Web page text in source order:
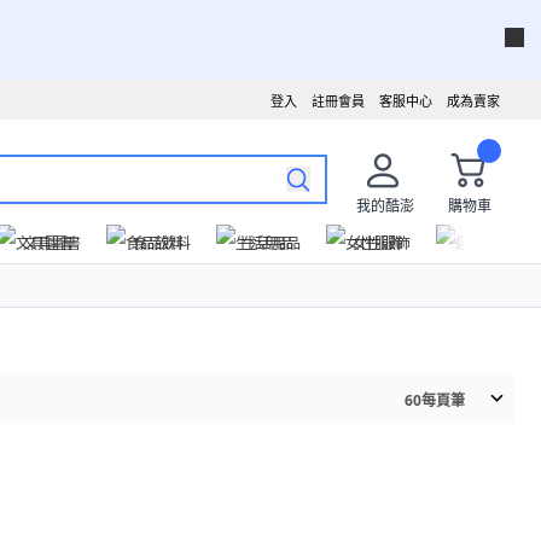
成為賣家
客服中心
註冊會員
登入
我的酷澎
購物車
文具圖書
食品飲料 生活用品 女性服飾
60每頁筆